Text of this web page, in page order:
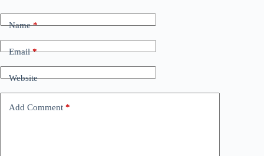
Name*
Email*
Website
Add Comment *